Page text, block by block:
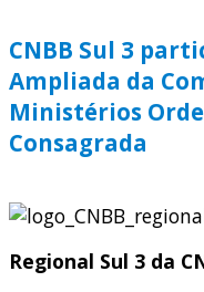
CNBB Sul 3
Ampliada da
Ministérios
Consagrada
Regional Sul 3 da